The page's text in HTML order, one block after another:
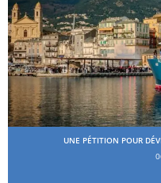
UNE PÉTITION POUR